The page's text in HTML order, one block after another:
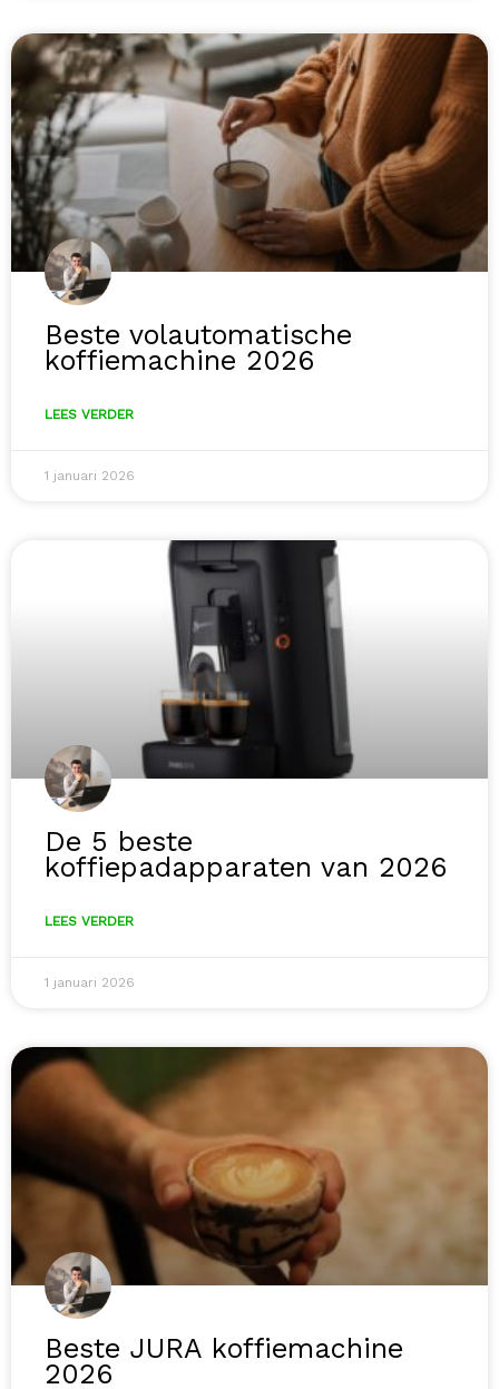
Beste volautomatische
koffiemachine 2026
LEES VERDER
1 januari 2026
De 5 beste
koffiepadapparaten van 2026
LEES VERDER
1 januari 2026
Beste JURA koffiemachine
2026